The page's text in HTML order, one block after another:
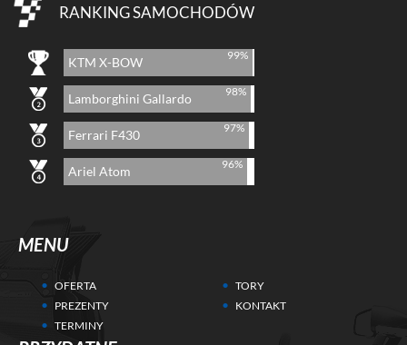
RANKING SAMOCHODÓW
99%
KTM X-BOW
98%
Lamborghini Gallardo
97%
Ferrari F430
96%
Ariel Atom
MENU
OFERTA
PREZENTY
TERMINY
TORY
KONTAKT